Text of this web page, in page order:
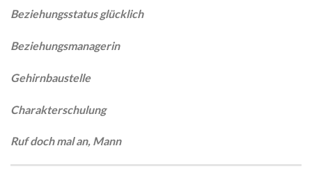
Beziehungsstatus glücklich
Beziehungsmanagerin
Gehirnbaustelle
Charakterschulung
Ruf doch mal an, Mann